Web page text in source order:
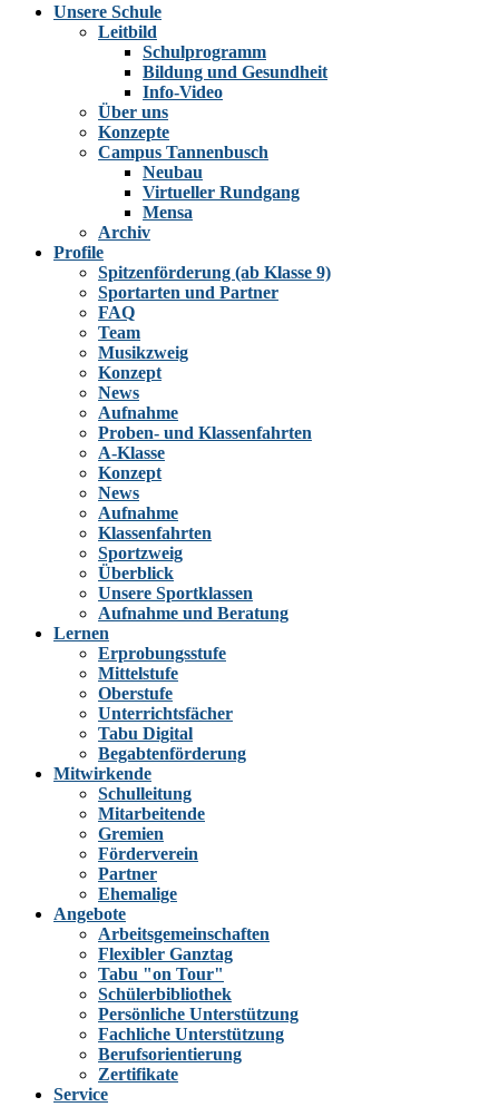
Unsere Schule
Leitbild
Schulprogramm
Bildung und Gesundheit
Info-Video
Über uns
Konzepte
Campus Tannenbusch
Neubau
Virtueller Rundgang
Mensa
Archiv
Profile
Spitzenförderung (ab Klasse 9)
Sportarten und Partner
FAQ
Team
Musikzweig
Konzept
News
Aufnahme
Proben- und Klassenfahrten
A-Klasse
Konzept
News
Aufnahme
Klassenfahrten
Sportzweig
Überblick
Unsere Sportklassen
Aufnahme und Beratung
Lernen
Erprobungsstufe
Mittelstufe
Oberstufe
Unterrichtsfächer
Tabu Digital
Begabtenförderung
Mitwirkende
Schulleitung
Mitarbeitende
Gremien
Förderverein
Partner
Ehemalige
Angebote
Arbeitsgemeinschaften
Flexibler Ganztag
Tabu "on Tour"
Schülerbibliothek
Persönliche Unterstützung
Fachliche Unterstützung
Berufsorientierung
Zertifikate
Service